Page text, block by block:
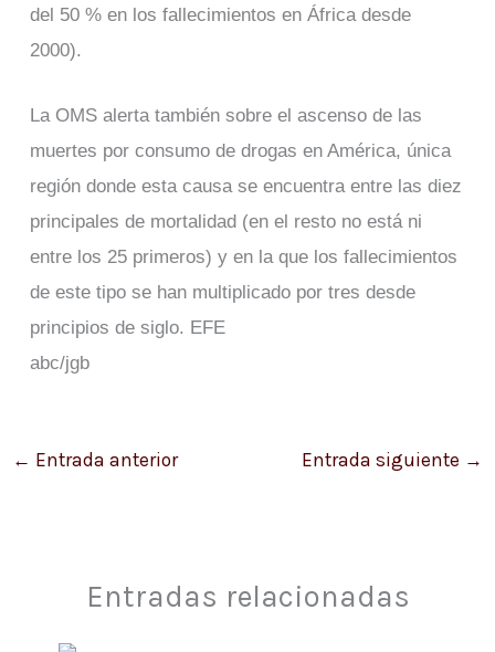
del 50 % en los fallecimientos en África desde
2000).
La OMS alerta también sobre el ascenso de las
muertes por consumo de drogas en América, única
región donde esta causa se encuentra entre las diez
principales de mortalidad (en el resto no está ni
entre los 25 primeros) y en la que los fallecimientos
de este tipo se han multiplicado por tres desde
principios de siglo. EFE
abc/jgb
← Entrada anterior Entrada siguiente →
Entradas relacionadas